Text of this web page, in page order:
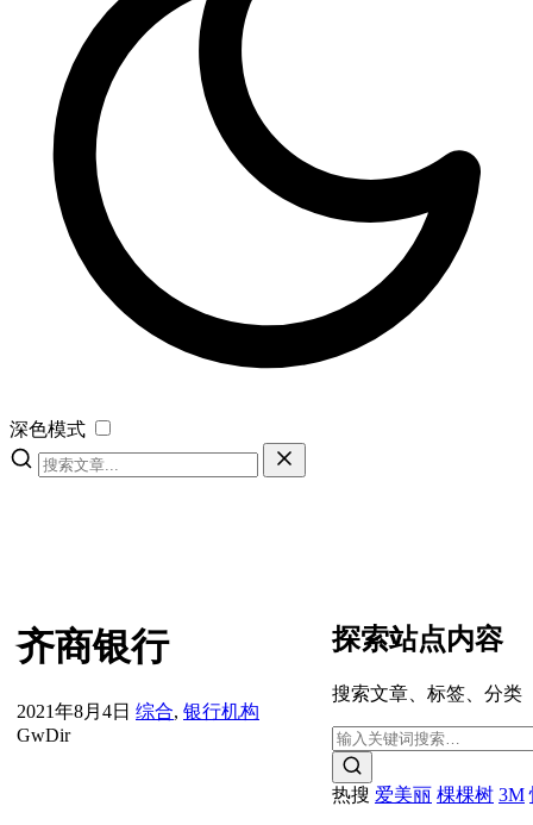
深色模式
齐商银行
2021年8月4日 综合, 银行机构
GwDir
探索站点内容
搜索文章、标签、分类
热搜 爱美丽 棵棵树 3M